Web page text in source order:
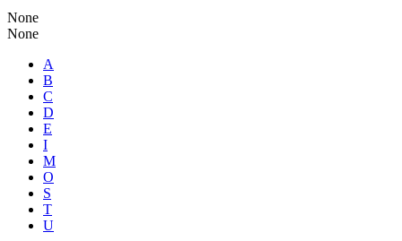
None
None
A
B
C
D
E
I
M
O
S
T
U